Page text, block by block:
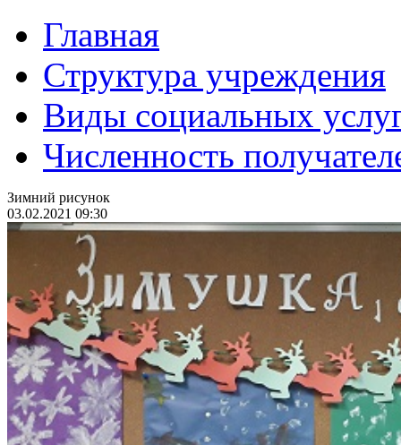
Главная
Структура учреждения
Виды социальных
Численность
Зимний рисунок
03.02.2021 09:30